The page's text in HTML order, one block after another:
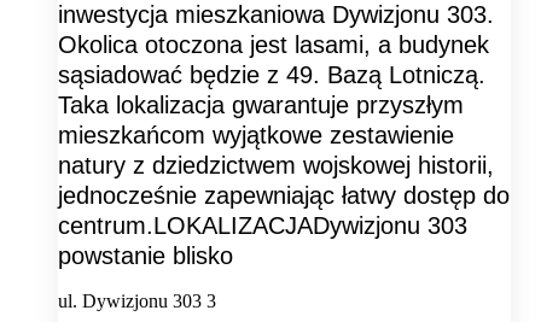
inwestycja mieszkaniowa Dywizjonu 303.
Okolica otoczona jest lasami, a budynek
sąsiadować będzie z 49. Bazą Lotniczą.
Taka lokalizacja gwarantuje przyszłym
mieszkańcom wyjątkowe zestawienie
natury z dziedzictwem wojskowej historii,
jednocześnie zapewniając łatwy dostęp do
centrum.LOKALIZACJADywizjonu 303
powstanie blisko
ul. Dywizjonu 303 3